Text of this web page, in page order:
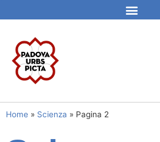
Home » Scienza » Pagina 2